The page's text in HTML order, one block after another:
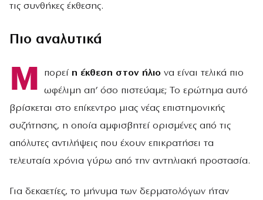
τις συνθήκες έκθεσης.
Πιο αναλυτικά
Μ πορεί η έκθεση στον ήλιονα είναι τελικά πιο
ωφέλιμη απ’ όσο πιστεύαμε; Το ερώτημα αυτό
βρίσκεται στο επίκεντρο μιας νέας επιστημονικής
συζήτησης, η οποία αμφισβητεί ορισμένες από τις
απόλυτες αντιλήψεις που έχουν επικρατήσει τα
τελευταία χρόνια γύρω από την αντηλιακή προστασία.
Για δεκαετίες, το μήνυμα των δερματολόγων ήταν